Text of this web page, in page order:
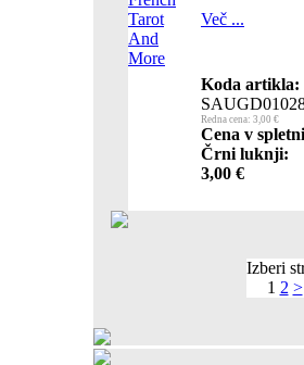
Več ...
Koda artikla:
Redna cena: 3,00 €
Cena v spletni
Črni luknji:
3,00 €
Izberi
1 2 >